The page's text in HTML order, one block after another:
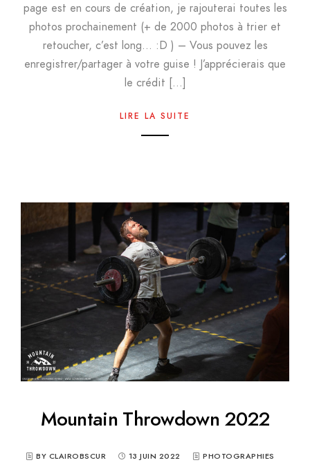
page est en cours de création, je rajouterai toutes les
photos prochainement (+ de 2000 photos à trier et
retoucher, c’est long… :D ) – Vous pouvez les
enregistrer/partager à votre guise ! J’apprécierais que
le crédit […]
LIRE LA SUITE
Mountain Throwdown 2022
BY CLAIROBSCUR 13 JUIN 2022 PHOTOGRAPHIES